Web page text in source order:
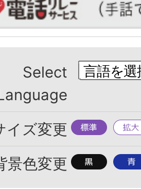
Select
イズ変更 標
準
拡
大
景色変更 背
背